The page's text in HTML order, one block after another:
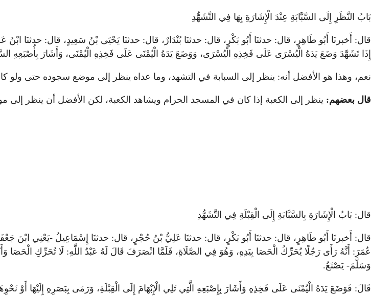
بَابُ النَّظَرِ إِلَى السَّبَّابَةِ عِنْدَ الْإِشَارَةِ بِهَا فِي التَّشَهُّدِ
قال: أَخبرنَا أَبُو طَاهِرٍ، قال: حدثنَا أَبُو بَكْرٍ، قال: حدثنَا بُنْدَارٌ، قال: حدثنَا يَحْيَى بْنُ سَعِيدٍ، قال: حدثنَا
إِذَا تَشَهَّدَ وَضَعَ يَدَهُ الْيُسْرَى عَلَى فَخِذِهِ الْيُسْرَى، وَوَضَعَ يَدَهُ الْيُمْنَى عَلَى فَخِذِهِ الْيُمْنَى، وَأَشَارَ بِأُصْبَعِهِ
نعم، وهذا هو الأفضل أنه: ينظر إلى السبابة في التشهد، وما عداه ينظر إلى موضع سجوده حتى
قال بعضهم: ينظر إلى الكعبة إذا كان في المسجد الحرام ويشاهد الكعبة، لكن الأفضل أن ينظر
قال: بَابُ الْإِشَارَةِ بِالسَّبَّابَةِ إِلَى الْقِبْلَةِ فِي التَّشَهُّدِ
قال: أَخبرنَا أَبُو طَاهِرٍ، قال: حدثنَا أَبُو بَكْرٍ، قال: حدثنَا عَلِيُّ بْنُ حُجْرٍ، قال: حدثنَا إِسْمَاعِيلُ -يَعْنِي
عُمَرَ: أَنَّهُ رَأَى رَجُلًا يُحَرِّكُ الْحَصَا بِيَدِهِ، وَهُوَ فِي الصَّلَاةِ، فَلَمَّا انْصَرَفَ قَالَ لَهُ عَبْدُ اللَّهِ: لَا تُحَرِّكِ
وَسَلَّمَ- يَصْنَعُ.
قَالَ: فَوَضَعَ يَدَهُ الْيُمْنَى عَلَى فَخِذِهِ وَأَشَارَ بِإِصْبَعِهِ الَّتِي تَلِي الْإِبْهَامَ إِلَى الْقِبْلَةِ، وَرَمَى بِبَصَرِهِ إِلَيْهَا أَوْ